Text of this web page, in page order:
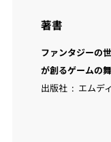
著書
ファンタジーの
が創るゲームの
出版社 ‏ :